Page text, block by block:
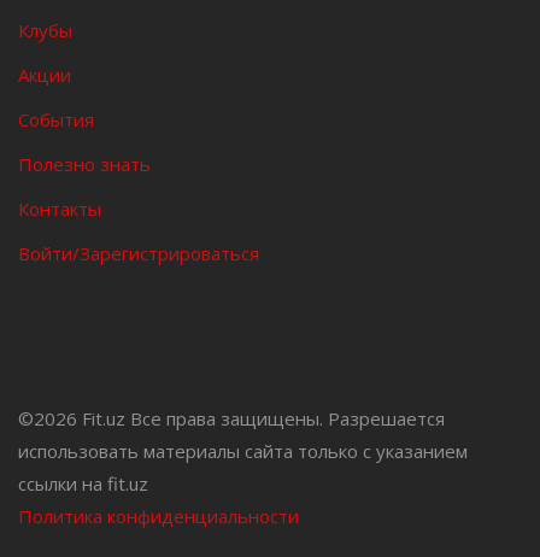
Клубы
Акции
События
Полезно знать
Контакты
Войти/Зарегистрироваться
©2026 Fit.uz Все права защищены. Разрешается
использовать материалы сайта только с указанием
ссылки на fit.uz
Политика конфиденциальности